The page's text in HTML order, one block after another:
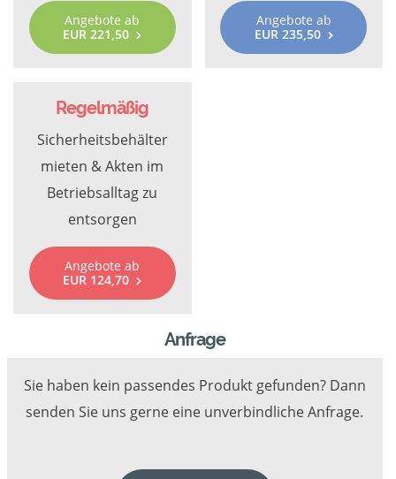
Angebote ab
EUR 221,50
Angebote ab
EUR 235,50
Regelmäßig
Sicherheitsbehälter
mieten & Akten im
Betriebsalltag zu
entsorgen
Angebote ab
EUR 124,70
Anfrage
Sie haben kein passendes Produkt gefunden? Dann
senden Sie uns gerne eine unverbindliche Anfrage.